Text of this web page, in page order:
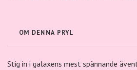
OM DENNA PRYL
Stig in i galaxens mest spännande